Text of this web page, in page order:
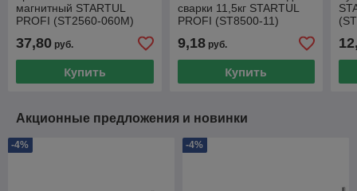
магнитный STARTUL
PROFI (ST2560-060M)
37,80 руб.
Купить
сварки 11,5кг STARTUL
PROFI (ST8500-11)
9,18руб.
Купить
Акционные предложения и новинки
-4% -4%